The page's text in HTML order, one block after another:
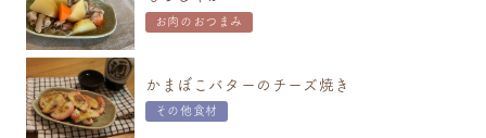
お肉のおつまみ
かまぼこバターのチーズ焼き
その他食材